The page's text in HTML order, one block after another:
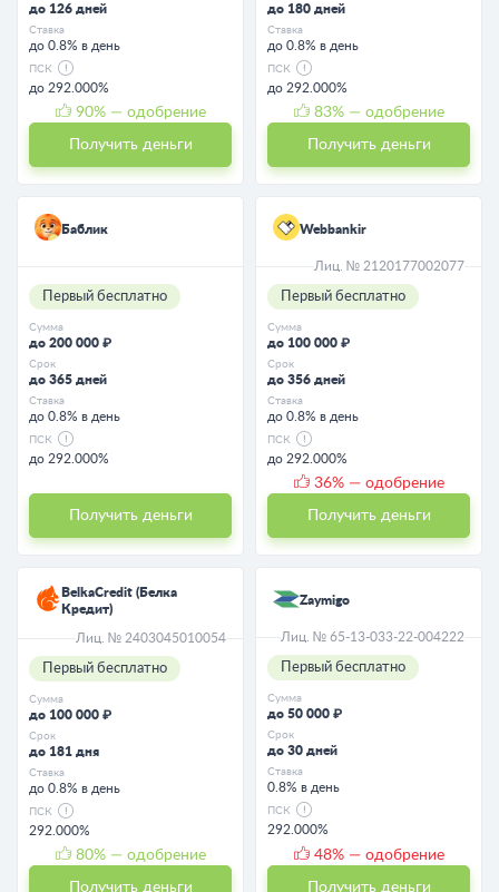
до 126 дней
Ставка
до 0.8% в день
ПСК
до 292.000%
90% — одобрение
Получить деньги
до 180 дней
Ставка
до 0.8% в день
ПСК
до 292.000%
83% — одобрение
Получить деньги
Баблик
Первый бесплатно
Сумма
до 200 000 ₽
Срок
до 365 дней
Ставка
до 0.8% в день
ПСК
до 292.000%
Получить деньги
Webbankir
Лиц. № 2120177002077
Первый бесплатно
Сумма
до 100 000 ₽
Срок
до 356 дней
Ставка
до 0.8% в день
ПСК
до 292.000%
36% — одобрение
Получить деньги
BelkaCredit (Белка
Кредит)
Лиц. № 2403045010054
Первый бесплатно
Сумма
до 100 000 ₽
Срок
до 181 дня
Ставка
до 0.8% в день
ПСК
292.000%
80% — одобрение
Получить деньги
Zaymigo
Лиц. № 65-13-033-22-004222
Первый бесплатно
Сумма
до 50 000 ₽
Срок
до 30 дней
Ставка
0.8% в день
ПСК
292.000%
48% — одобрение
Получить деньги